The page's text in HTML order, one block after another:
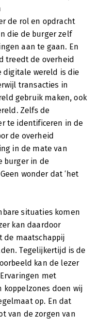
de rol en opdracht
die de burger zelf
aan te gaan. En
treedt de overheid
wereld is die
transacties in
gebruik maken, ook
Zelfs de
te identificeren in de
de overheid
in de mate van
burger in de
wonder dat ‘het
situaties komen
kan daardoor
de maatschappij
Tegelijkertijd is de
kan de lezer
met
doen wij
op. En dat
van de zorgen van